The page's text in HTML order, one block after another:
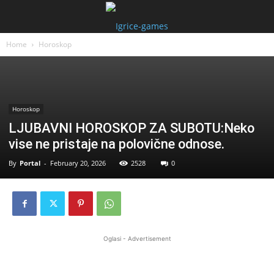
Home Horoskop
Horoskop
LJUBAVNI HOROSKOP ZA SUBOTU:Neko
vise ne pristaje na polovične odnose.
By Portal - February 20, 2026 2528 0
Oglasi - Advertisement